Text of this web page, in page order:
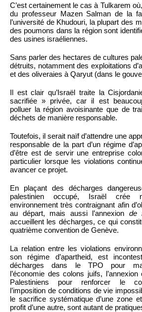
C’est certainement le cas à Tulkarem
du professeur Mazen Salman de la
l’université de Khudouri, la plupart des
des poumons dans la région sont
des usines israéliennes.
Sans parler des hectares de cultures
détruits, notamment des exploitations
et des oliveraies à Qaryut (dans le
Il est clair qu’Israël traite la
sacrifiée » privée, car il est
polluer la région avoisinante que de
déchets de manière responsable.
Toutefois, il serait naïf d’attendre une
responsable de la part d’un régime
d’être est de servir une entreprise
particulier lorsque les violations
avancer ce projet.
En plaçant des décharges
palestinien occupé, Israël crée
environnement très contraignant afin
au départ, mais aussi l’annexion de
accueillent les décharges, ce qui
quatrième convention de Genève.
La relation entre les violations
son régime d’apartheid, est
décharges dans le TPO pour
l’économie des colons juifs,
Palestiniens pour renforcer le
l’imposition de conditions de vie
le sacrifice systématique d’une zone
profit d’une autre, sont autant de